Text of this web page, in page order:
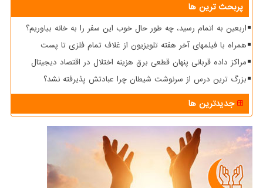
پربحث ترین ها
اربعین به اتمام رسید، چه طور حال خوب این سفر را به خانه بیاوریم؟
همراه با فیلمهای آخر هفته تلویزیون از غلاف تمام فلزی تا پست
مراکز داده قربانی پنهان قطعی برق هزینه اختلال در اقتصاد دیجیتال
بزرگ ترین درس از سرنوشت شیطان چرا عبادتش پذیرفته نشد؟
جدیدترین ها